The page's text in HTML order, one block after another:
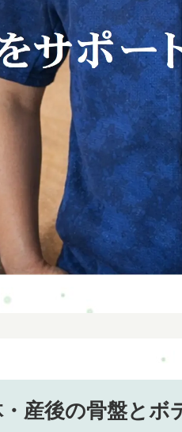
産後の骨盤とボ